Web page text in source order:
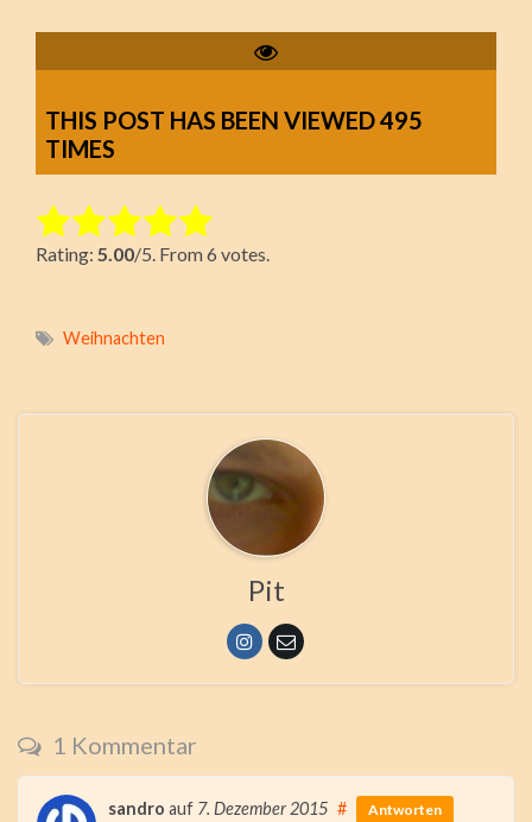
THIS POST HAS BEEN VIEWED495
TIMES
Rate this item:
Submit Rating
Rating: 5.00/5. From 6 votes.
Weihnachten
Pit
1 Kommentar
sandro auf 7. Dezember 2015 # Antworten